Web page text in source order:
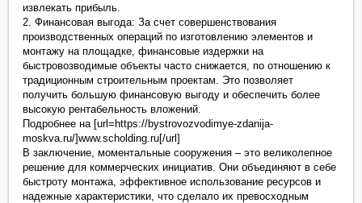
извлекать прибыль.
2. Финансовая выгода: За счет совершенствования
производственных операций по изготовлению элементов и
монтажу на площадке, финансовые издержки на
быстровозводимые объекты часто снижается, по отношению к
традиционным строительным проектам. Это позволяет
получить большую финансовую выгоду и обеспечить более
высокую рентабельность вложений.
Подробнее на [url=https://bystrovozvodimye-zdanija-
moskva.ru/]www.scholding.ru[/url]
В заключение, моментальные сооружения – это великолепное
решение для коммерческих инициатив. Они объединяют в себе
быстроту монтажа, эффективное использование ресурсов и
надежные характеристики, что сделало их превосходным